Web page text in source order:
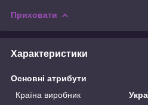
Приховати
Характеристики
Основні атрибути
Країна виробник